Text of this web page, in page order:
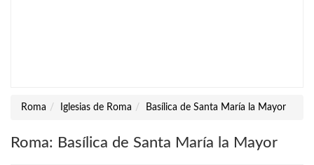
Roma Iglesias de Roma Basílica de Santa María la Mayor
Roma: Basílica de Santa María la Mayor